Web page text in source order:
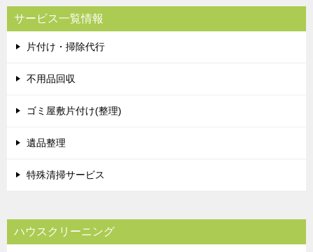
サービス一覧情報
片付け・掃除代行
不用品回収
ゴミ屋敷片付け(整理)
遺品整理
特殊清掃サービス
ハウスクリーニング